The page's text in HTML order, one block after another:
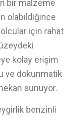
bir malzeme
olabildiğince
için rahat
kolay erişim
ve dokunmatik
sunuyor.
benzinli